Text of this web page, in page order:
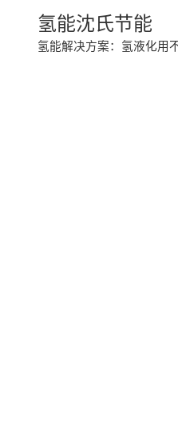
氢能沈氏节能
氢能解决方案：氢液化用